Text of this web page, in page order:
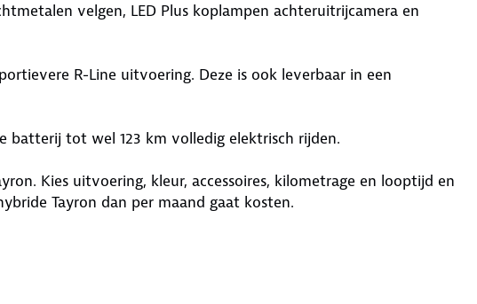
velgen, LED Plus koplampen achteruitrijcamera en
R-Line uitvoering. Deze is ook leverbaar in een
batterij tot wel 123 km volledig elektrisch rijden.
Kies uitvoering, kleur, accessoires, kilometrage en looptijd en
Tayron dan per maand gaat kosten.